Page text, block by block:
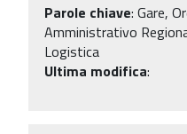
Parole chiave: Gare,
Amministrativo
Logistica
Ultima modifica: